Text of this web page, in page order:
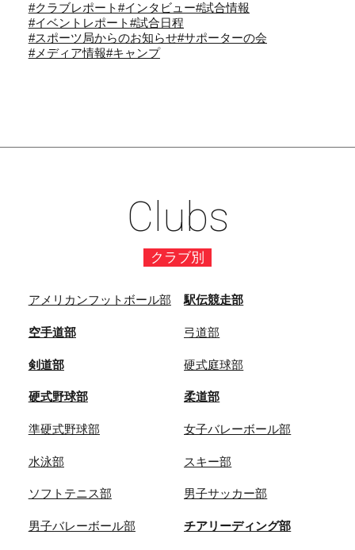
2026/6/21 ラグビー部【 関東大学春季交流大会Bリー
グ】vs慶応義塾大学 上田倭士 …
#クラブレポート#インタビュー#試合情報
#イベントレポート#試合日程
#スポーツ局からのお知らせ#サポーターの会
#メディア情報#キャンプ
Clubs
クラブ別
アメリカンフットボール部 駅伝競走部
空手道部 弓道部
剣道部 硬式庭球部
硬式野球部 柔道部
準硬式野球部 女子バレーボール部
水泳部 スキー部
ソフトテニス部 男子サッカー部
男子バレーボール部 チアリーディング部